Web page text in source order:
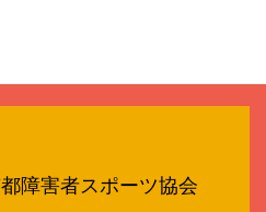
障害者スポーツ協会